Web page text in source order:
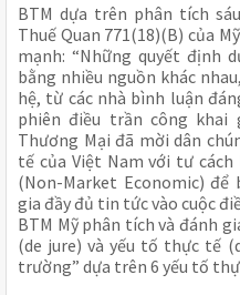
BTM dựa trên phân tích
Thuế Quan 771(18)(B) của
mạnh: “Những quyết định
bằng nhiều nguồn khác
hệ, từ các nhà bình luận
phiên điều trần công khai
Thương Mại đã mời dân
tế của Việt Nam với tư
(Non-Market Economic)
gia đầy đủ tin tức vào cuộc
BTM Mỹ phân tích và đánh
(de jure) và yếu tố thực tế
trường” dựa trên 6 yếu tố